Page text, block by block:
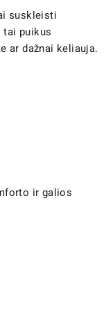
suskleisti
puikus
ar dažnai keliauja.
ir galios